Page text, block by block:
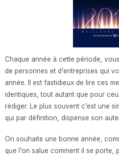
Chaque année à cette période,
de personnes et d’entreprises qui
année. Il est fastidieux de lire ces
identiques , tout autant que pour
rédiger. Le plus souvent c’est une
qui par définition, dispense son
On souhaite une bonne année,
que l’on salue comment il se porte,